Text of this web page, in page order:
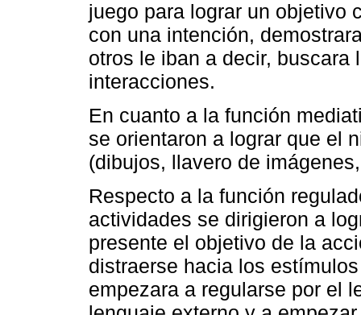
juego para lograr un objetivo
con una intención,
otros le iban a decir, buscara
interacciones.
En cuanto a la función
se orientaron a lograr que el
(dibujos, llavero de
Respecto a la función
actividades se dirigieron a
presente el objetivo de la
distraerse hacia los
empezara a regularse por el